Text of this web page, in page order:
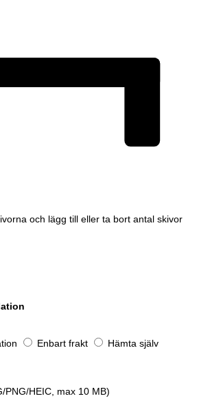
och lägg till eller ta bort antal skivor
Enbart frakt Hämta själv
PNG/HEIC, max 10 MB)